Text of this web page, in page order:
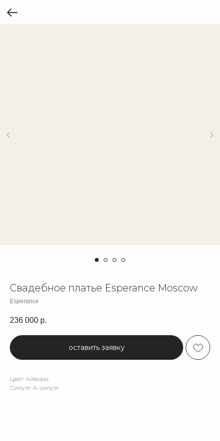
Свадебное платье Esperance Moscow
Esperance
236 000 р.
оставить заявку
Цвет: Айвори
Силуэт: А-силуэт